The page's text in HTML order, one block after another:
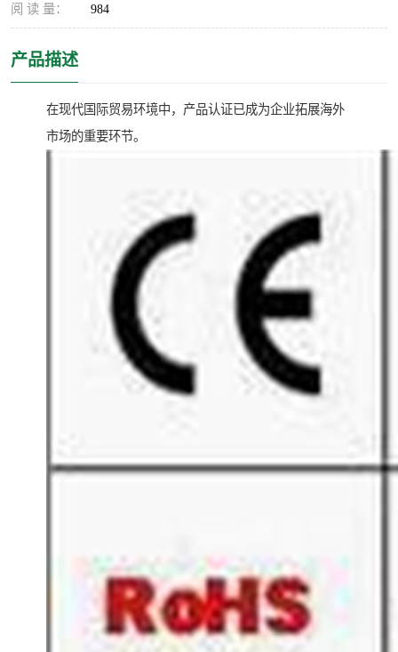
阅 读 量： 984
产品描述
在现代国际贸易环境中，产品认证已成为企业拓展海外
市场的重要环节。